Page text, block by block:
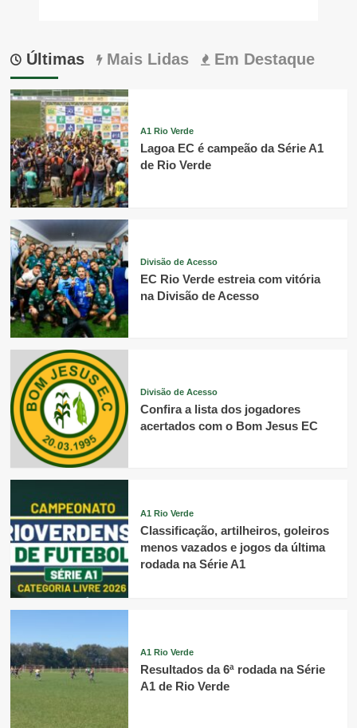
Últimas Mais Lidas Em Destaque
A1 Rio Verde
Lagoa EC é campeão da Série A1
de Rio Verde
Divisão de Acesso
EC Rio Verde estreia com vitória
na Divisão de Acesso
Divisão de Acesso
Confira a lista dos jogadores
acertados com o Bom Jesus EC
A1 Rio Verde
Classificação, artilheiros, goleiros
menos vazados e jogos da última
rodada na Série A1
A1 Rio Verde
Resultados da 6ª rodada na Série
A1 de Rio Verde